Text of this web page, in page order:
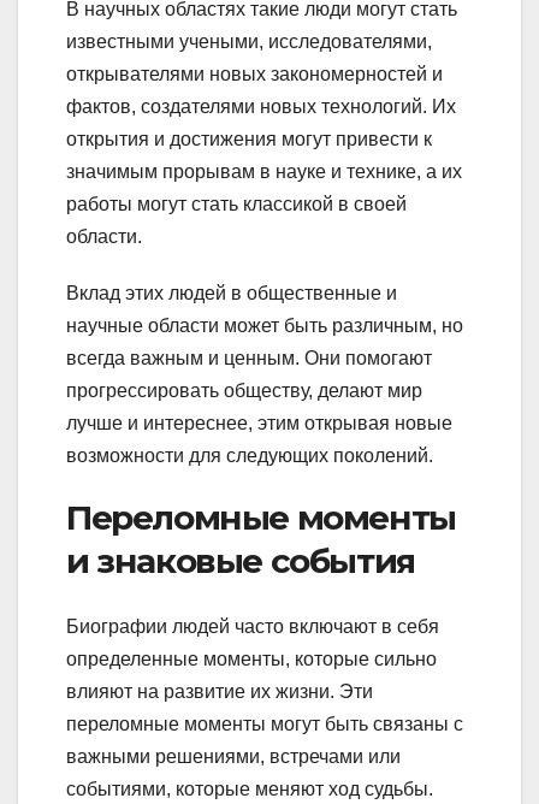
В научных областях такие люди могут стать
известными учеными, исследователями,
открывателями новых закономерностей и
фактов, создателями новых технологий. Их
открытия и достижения могут привести к
значимым прорывам в науке и технике, а их
работы могут стать классикой в своей
области.
Вклад этих людей в общественные и
научные области может быть различным, но
всегда важным и ценным. Они помогают
прогрессировать обществу, делают мир
лучше и интереснее, этим открывая новые
возможности для следующих поколений.
Переломные моменты
и знаковые события
Биографии людей часто включают в себя
определенные моменты, которые сильно
влияют на развитие их жизни. Эти
переломные моменты могут быть связаны с
важными решениями, встречами или
событиями, которые меняют ход судьбы.